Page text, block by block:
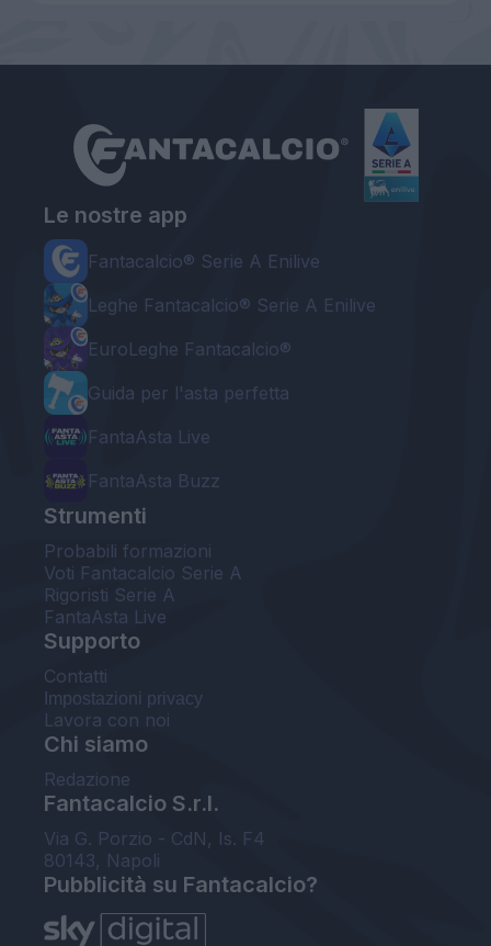
Le nostre app
Fantacalcio® Serie A Enilive
Leghe Fantacalcio® Serie A Enilive
EuroLeghe Fantacalcio®
Guida per l'asta perfetta
FantaAsta Live
FantaAsta Buzz
Strumenti
Probabili formazioni
Voti Fantacalcio Serie A
Rigoristi Serie A
FantaAsta Live
Supporto
Contatti
Impostazioni privacy
Lavora con noi
Chi siamo
Redazione
Fantacalcio S.r.l.
Via G. Porzio - CdN, Is. F4
80143, Napoli
Pubblicità su Fantacalcio?